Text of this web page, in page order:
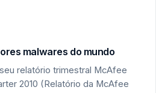
malwares do mundo
relatório trimestral McAfee
2010 (Relatório da McAfee